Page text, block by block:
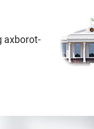
axborot-